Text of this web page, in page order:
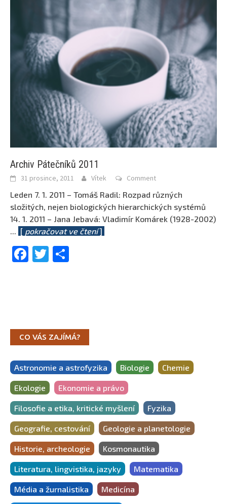
Archiv Pátečníků 2011
31 prosince, 2011 Vítek Comment
Leden 7. 1. 2011 – Tomáš Radil: Rozpad různých
složitých, nejen biologických hierarchických systémů
14. 1. 2011 – Jana Jebavá: Vladimír Komárek (1928-2002)
... [ pokračovat ve čtení]
Facebook
Twitter
CO VÁS ZAJÍMÁ?
Astronomie a astrofyzika Biologie Chemie
Ekologie Ekonomie a právo
Filosofie a etika, kritické myšlení Fyzika
Geografie, cestování Geologie a planetologie
Historie, archeologie Kosmonautika
Literatura, lingvistika, jazyky Matematika
Média a žurnalistika Medicína